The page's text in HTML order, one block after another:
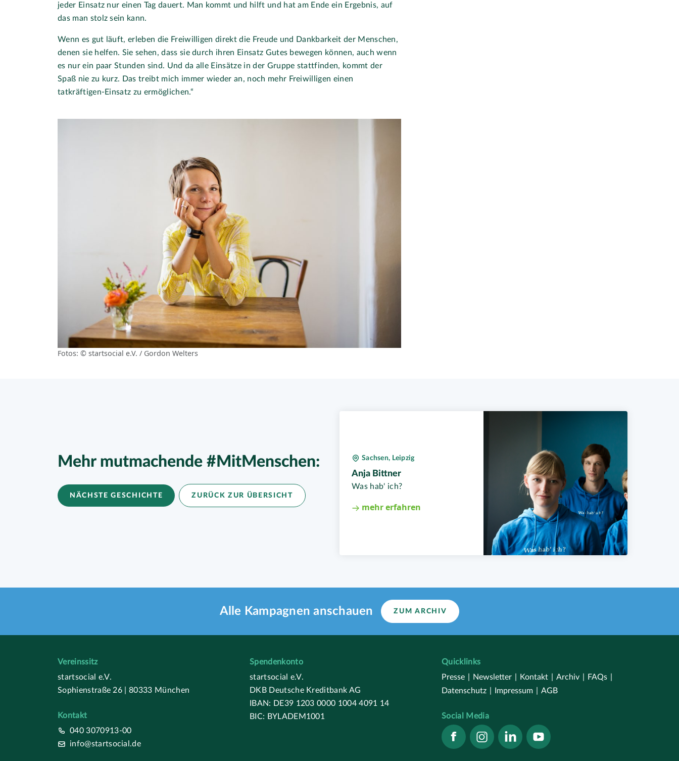
jeder Einsatz nur einen Tag dauert. Man kommt und hilft und hat am Ende ein Ergebnis, auf
das man stolz sein kann.
Wenn es gut läuft, erleben die Freiwilligen direkt die Freude und Dankbarkeit der Menschen,
denen sie helfen. Sie sehen, dass sie durch ihren Einsatz Gutes bewegen können, auch wenn
es nur ein paar Stunden sind. Und da alle Einsätze in der Gruppe stattfinden, kommt der
Spaß nie zu kurz. Das treibt mich immer wieder an, noch mehr Freiwilligen einen
tatkräftigen-Einsatz zu ermöglichen.“
Fotos: © startsocial e.V. / Gordon Welters
Mehr mutmachende #MitMenschen:
NÄCHSTE GESCHICHTE ZURÜCK ZUR ÜBERSICHT
Sachsen, Leipzig
Anja Bittner
Was hab' ich?
mehr erfahren
Alle Kampagnen anschauen ZUM ARCHIV
Vereinssitz
startsocial e.V.
Sophienstraße 26 | 80333 München
Kontakt
040 3070913-00
info@startsocial.de
Spendenkonto
startsocial e.V.
DKB Deutsche Kreditbank AG
IBAN: DE39 1203 0000 1004 4091 14
BIC: BYLADEM1001
Quicklinks
Presse
Newsletter Kontakt Archiv FAQs
Datenschutz
Impressum AGB
Social Media